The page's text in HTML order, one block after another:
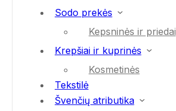
Sodo prekės
Kepsninės ir priedai
Krepšiai ir kuprinės
Kosmetinės
Tekstilė
Švenčių atributika